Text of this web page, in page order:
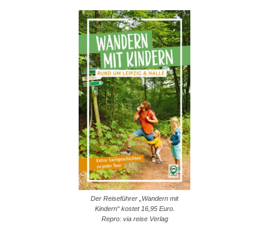
Der Reiseführer „Wandern mit
Kindern“ kostet 16,95 Euro.
Repro: via reise Verlag